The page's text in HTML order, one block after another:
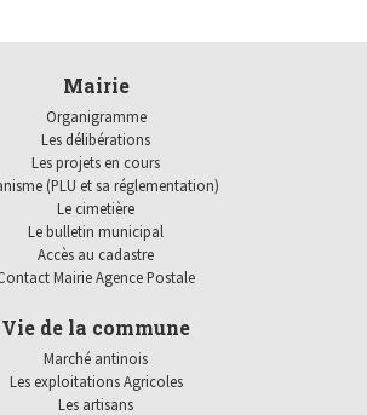
Mairie
Organigramme
Les délibérations
Les projets en cours
(PLU et sa réglementation)
Le cimetière
Le bulletin municipal
Accès au cadastre
Mairie Agence Postale
Vie de la commune
Marché antinois
Les exploitations Agricoles
Les artisans